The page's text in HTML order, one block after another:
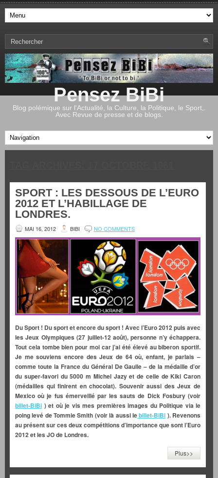
Pensez BiBi
Blog polémique sur l'Actualité, la Culture, la Politique, le Sport,.
Avec Revue de presse et de blogs.
SPORT : LES DESSOUS DE L’EURO
2012 ET L’HABILLAGE DE
LONDRES.
MAI 16, 2012 BIBI NO COMMENTS
Du Sport ! Du sport et encore du sport ! Avec l’Euro 2012 puis avec
les Jeux Olympiques (27 juillet-12 août), personne n’y échappera.
Tout cela tombe bien pour moi car j’ai été élevé au biberon sportif.
Je me souviens encore des Jeux de 64 où, enfant, je parlais –
comme toute la France du Général De Gaulle – de la médaille d’or
du super-favori du 5000 m Michel Jazy et de celle de Kiki Caron
(médailles qui finirent en chocolat). Souvenir aussi des Jeux de
Mexico où je fus émerveillé par les sauts de Dick Fosbury (voir
billet-BiBi ) et où je vis mes premières images du Politique via le
poing levé de Tommie Smith (voir là aussi lebillet-BiBi ). Revenons
au présent sur ces deux compétitions d’importance que sont l’Euro
2012 et les JO de Londres.
Plus>>